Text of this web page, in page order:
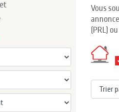
Vous
(PRL)